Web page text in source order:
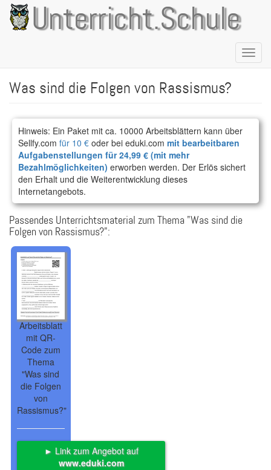
Direkt
zum
Inhalt
Unterricht.Schule
Was sind die Folgen von Rassismus?
Hinweis: Ein Paket mit ca. 10000 Arbeitsblättern kann über
Sellfy.com für 10 € oder bei eduki.com mit bearbeitbaren
Aufgabenstellungen für 24,99 € (mit mehr
Bezahlmöglichkeiten) erworben werden. Der Erlös sichert
den Erhalt und die Weiterentwicklung dieses
Internetangebots.
Passendes Unterrichtsmaterial zum Thema "Was sind die
Folgen von Rassismus?":
Arbeitsblatt
mit QR-
Code zum
Thema
"Was sind
die Folgen
von
Rassismus?"
► Link zum Angebot auf
www.eduki.com